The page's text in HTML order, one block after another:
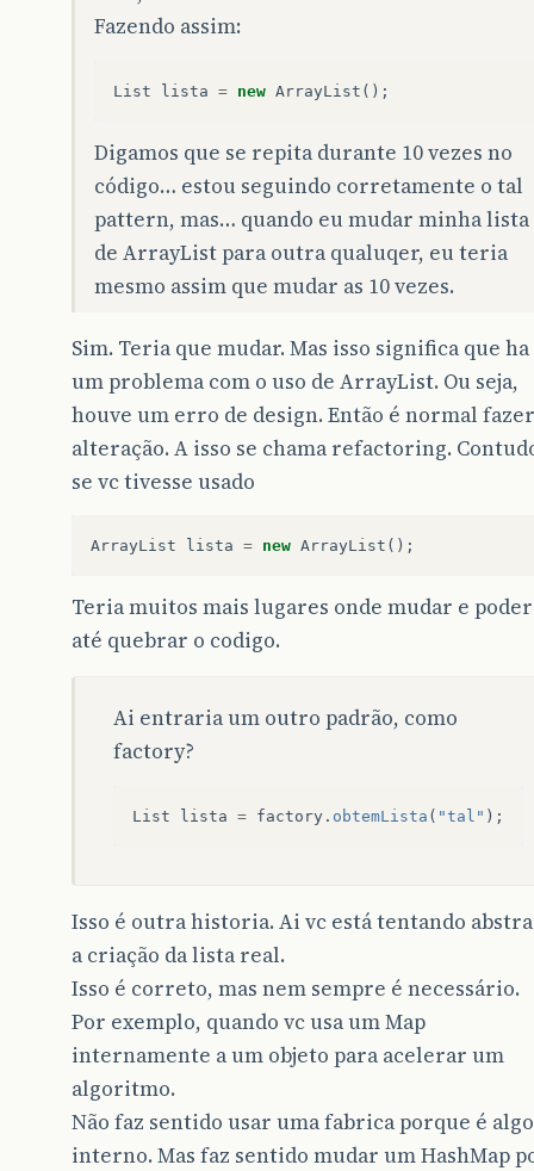
Fazendo assim:
List lista = new ArrayList ();
Digamos que se repita durante 10 vezes no
código… estou seguindo corretamente o tal
pattern, mas… quando eu mudar minha lista
de ArrayList para outra qualuqer, eu teria
mesmo assim que mudar as 10 vezes.
Sim. Teria que mudar. Mas isso significa que ha
um problema com o uso de ArrayList. Ou seja,
houve um erro de design. Então é normal
alteração. A isso se chama refactoring.
se vc tivesse usado
ArrayList lista = new ArrayList ();
Teria muitos mais lugares onde mudar e
até quebrar o codigo.
Ai entraria um outro padrão, como
factory?
List lista = factory . obtemLista ( "tal" );
Isso é outra historia. Ai vc está tentando
a criação da lista real.
Isso é correto, mas nem sempre é necessário.
Por exemplo, quando vc usa um Map
internamente a um objeto para acelerar um
algoritmo.
Não faz sentido usar uma fabrica porque é algo
interno. Mas faz sentido mudar um HashMap